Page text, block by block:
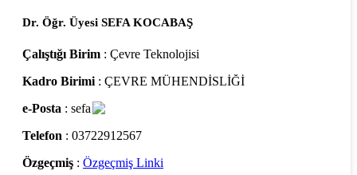
Dr. Öğr. Üyesi SEFA KOCABAŞ
Çalıştığı Birim : Çevre Teknolojisi
Kadro Birimi : ÇEVRE MÜHENDİSLİĞİ
e-Posta : sefa
Telefon : 03722912567
Özgeçmiş : Özgeçmiş Linki